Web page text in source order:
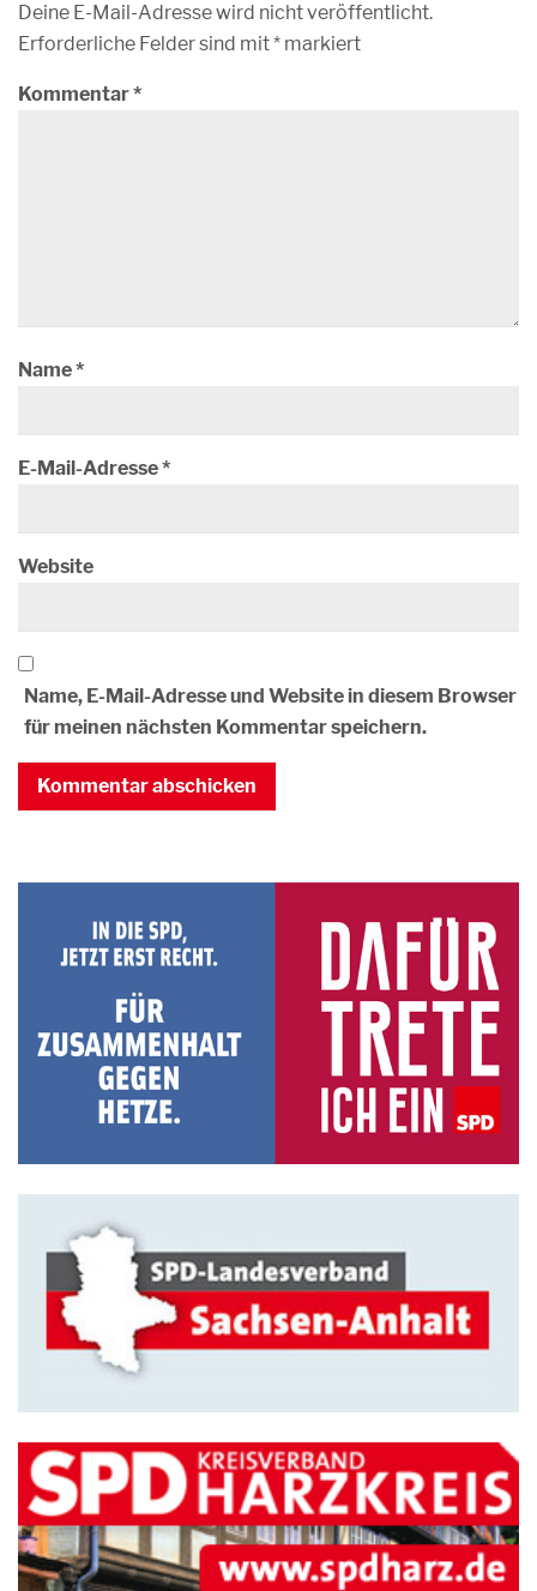
Deine E-Mail-Adresse wird nicht veröffentlicht.
Erforderliche Felder sind mit* markiert
Kommentar*
Name*
E-Mail-Adresse*
Website
Name, E-Mail-Adresse und Website in diesem Browser
für meinen nächsten Kommentar speichern.